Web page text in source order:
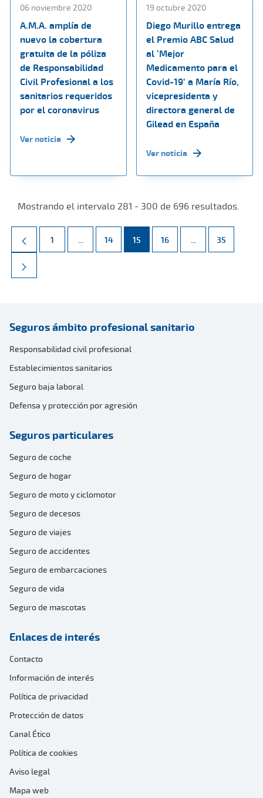
06 noviembre 2020
A.M.A. amplía de
nuevo la cobertura
gratuita de la póliza
de Responsabilidad
Civil Profesional a los
sanitarios requeridos
por el coronavirus
Ver noticia
19 octubre 2020
Diego Murillo entrega
el Premio ABC Salud
al ‘Mejor
Medicamento para el
Covid-19’ a María Río,
vicepresidenta y
directora general de
Gilead en España
Ver noticia
Mostrando el intervalo 281 - 300 de 696 resultados.
Página
1 ... Páginas intermedias Use TAB para desplazarse.
Página
14 Página
15 Página
16 ... Páginas
Página
35
Seguros ámbito profesional sanitario
Responsabilidad civil profesional
Establecimientos sanitarios
Seguro baja laboral
Defensa y protección por agresión
Seguros particulares
Seguro de coche
Seguro de hogar
Seguro de moto y ciclomotor
Seguro de decesos
Seguro de viajes
Seguro de accidentes
Seguro de embarcaciones
Seguro de vida
Seguro de mascotas
Enlaces de interés
Contacto
Información de interés
Política de privacidad
Protección de datos
Canal Ético
Política de cookies
Aviso legal
Mapa web